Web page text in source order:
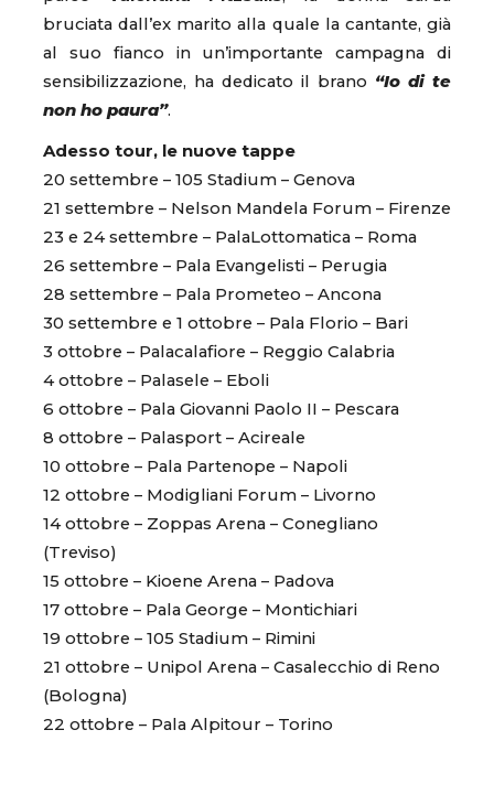
bruciata dall’ex marito alla quale la cantante, già
al suo fianco in un’importante campagna di
sensibilizzazione, ha dedicato il brano “Io di te
non ho paura”.
Adesso tour, le nuove tappe
20 settembre – 105 Stadium – Genova
21 settembre – Nelson Mandela Forum – Firenze
23 e 24 settembre – PalaLottomatica – Roma
26 settembre – Pala Evangelisti – Perugia
28 settembre – Pala Prometeo – Ancona
30 settembre e 1 ottobre – Pala Florio – Bari
3 ottobre – Palacalafiore – Reggio Calabria
4 ottobre – Palasele – Eboli
6 ottobre – Pala Giovanni Paolo II – Pescara
8 ottobre – Palasport – Acireale
10 ottobre – Pala Partenope – Napoli
12 ottobre – Modigliani Forum – Livorno
14 ottobre – Zoppas Arena – Conegliano
(Treviso)
15 ottobre – Kioene Arena – Padova
17 ottobre – Pala George – Montichiari
19 ottobre – 105 Stadium – Rimini
21 ottobre – Unipol Arena – Casalecchio di Reno
(Bologna)
22 ottobre – Pala Alpitour – Torino